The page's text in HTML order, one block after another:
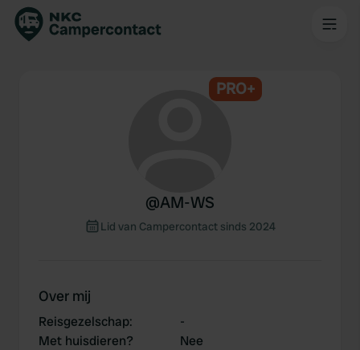
PRO+
@AM-WS
Lid van Campercontact sinds 2024
Over mij
Reisgezelschap:
-
Met huisdieren?
Nee